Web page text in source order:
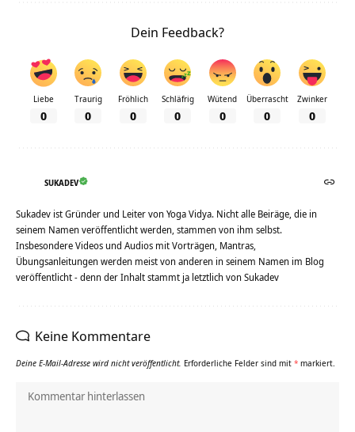
Dein Feedback?
Liebe
0
Traurig
0
Fröhlich
0
Schläfrig
0
Wütend
0
Überrascht
0
Zwinker
0
SUKADEV
Sukadev ist Gründer und Leiter von Yoga Vidya. Nicht alle Beiräge, die in
seinem Namen veröffentlicht werden, stammen von ihm selbst.
Insbesondere Videos und Audios mit Vorträgen, Mantras,
Übungsanleitungen werden meist von anderen in seinem Namen im Blog
veröffentlicht - denn der Inhalt stammt ja letztlich von Sukadev
Keine Kommentare
Deine E-Mail-Adresse wird nicht veröffentlicht. Erforderliche Felder sind mit * markiert.